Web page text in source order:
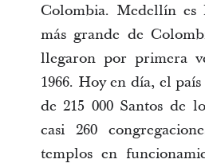
Colombia. Medellín es
más grande de
llegaron por primera
1966. Hoy en día, el
de 215 000 Santos de
casi 260
templos en